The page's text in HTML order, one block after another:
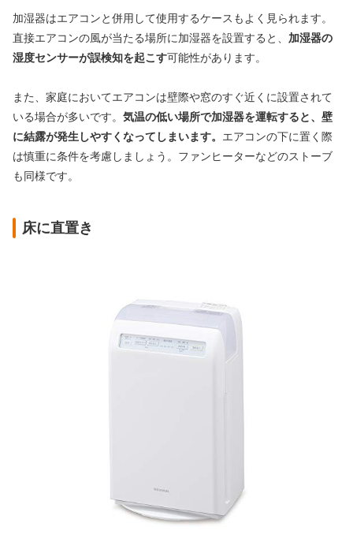
加湿器はエアコンと併用して使用するケースもよく見られます。
直接エアコンの風が当たる場所に加湿器を設置すると、 加湿器の
湿度センサーが誤検知を起こす可能性があります。
また、家庭においてエアコンは壁際や窓のすぐ近くに設置されて
いる場合が多いです。 気温の低い場所で加湿器を運転すると、壁
に結露が発生しやすくなってしまいます。 エアコンの下に置く際
は慎重に条件を考慮しましょう。ファンヒーターなどのストーブ
も同様です。
床に直置き